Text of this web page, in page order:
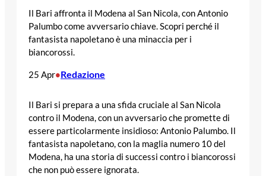
Il Bari affronta il Modena al San Nicola, con Antonio
Palumbo come avversario chiave. Scopri perché il
fantasista napoletano è una minaccia per i
biancorossi.
25 Apr•Redazione
Il Bari si prepara a una sfida cruciale al San Nicola
contro il Modena, con un avversario che promette di
essere particolarmente insidioso: Antonio Palumbo. Il
fantasista napoletano, con la maglia numero 10 del
Modena, ha una storia di successi contro i biancorossi
che non può essere ignorata.